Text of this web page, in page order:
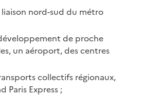
nord-sud du métro
de proche
un aéroport, des centres
collectifs régionaux,
Paris Express ;